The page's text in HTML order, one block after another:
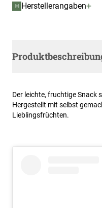
H Herstellerangaben+
Der leichte, fruchtige Snack
Hergestellt mit selbst
Lieblingsfrüchten.